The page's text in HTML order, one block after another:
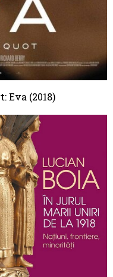
Eva (2018)